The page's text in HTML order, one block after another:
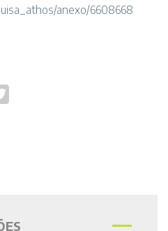
anexo/6608668